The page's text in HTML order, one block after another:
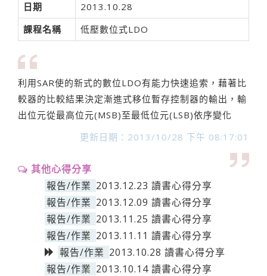
日期
2013.10.28
課程名稱
低壓數位式LDO
利用SAR使的新式的數位LDO有能力快速追索，藉著比
較器的比較結果決定漸進式移位暫存控制器的輸出，輸
出位元從最高位元(MSB)至最低位元(LSB)依序變化
更新日期：2013/10/28 下午 08:17:01
其他心得分享
報告/作業 2013.12.23 讀書心得分享
報告/作業 2013.12.09 讀書心得分享
報告/作業 2013.11.25 讀書心得分享
報告/作業 2013.11.11 讀書心得分享
報告/作業 2013.10.28 讀書心得分享
報告/作業 2013.10.14 讀書心得分享